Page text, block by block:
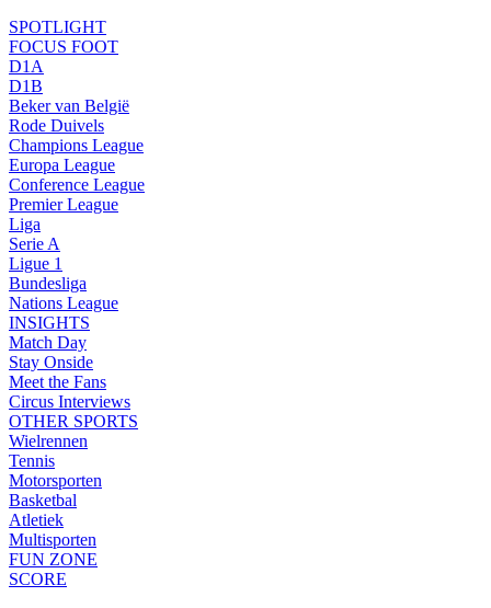
SPOTLIGHT
FOCUS FOOT
D1A
D1B
Beker van België
Rode Duivels
Champions League
Europa League
Conference League
Premier League
Liga
Serie A
Ligue 1
Bundesliga
Nations League
INSIGHTS
Match Day
Stay Onside
Meet the Fans
Circus Interviews
OTHER SPORTS
Wielrennen
Tennis
Motorsporten
Basketbal
Atletiek
Multisporten
FUN ZONE
SCORE